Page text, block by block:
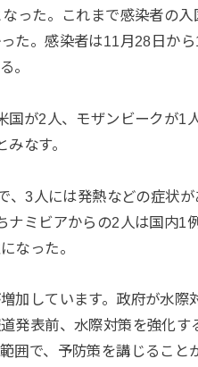
った。これまで感染者の
た。感染者は11月28日か
。
国が2人、モザンビークが1
なす。
、3人には発熱などの症状
ナミビアからの2人は国内1
なった。
加しています。政府が水
発表前、水際対策を強化
囲で、予防策を講じること